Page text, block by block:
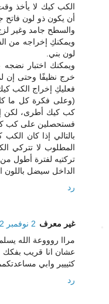
الكب كيك لا يأخذ
أن يكون ذو لون
والسطح جامد وغير
ويمكنكِ إخراجه من
لون بني.
ويمكنك اختبار
خرج نظيفًا وحتى إن
فعليكِ إخراج الكب
(وعلى فكرة كل ما
كب كيك أطرى، لكن
فستحصلين على كب
بالتالي إذا كان
المطلوب لا تتركي
تركتيه لفترة أطول
الداخل سيضل باللون
رد
غير معرف 2 نوفمبر 2012 في 8:11 ص
مراا روووعة الله
عشان انا قريب
كثييير وابي
رد